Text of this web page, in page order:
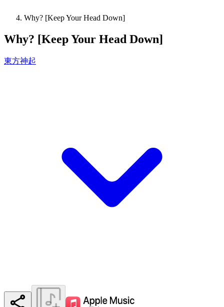
Why? [Keep Your Head Down]
Why? [Keep Your Head Down]
東方神起